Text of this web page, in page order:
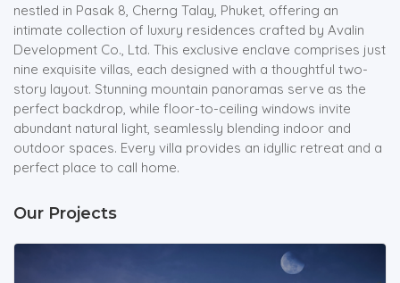
nestled in Pasak 8, Cherng Talay, Phuket, offering an
intimate collection of luxury residences crafted by Avalin
Development Co., Ltd. This exclusive enclave comprises just
nine exquisite villas, each designed with a thoughtful two-
story layout. Stunning mountain panoramas serve as the
perfect backdrop, while floor-to-ceiling windows invite
abundant natural light, seamlessly blending indoor and
outdoor spaces. Every villa provides an idyllic retreat and a
perfect place to call home.
Our Projects